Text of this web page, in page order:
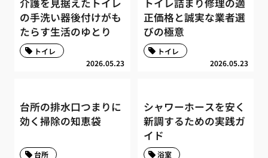
介護を見据えたトイレ
の手洗い器後付けがも
たらす生活のゆとり
2026.05.23
トイレ
トイレ詰まり修理の適
正価格と誠実な業者選
びの極意
2026.05.23
トイレ
台所の排水口つまりに
効く掃除の知恵袋
台所
シャワーホースを安く
新調するための実践ガ
イド
浴室